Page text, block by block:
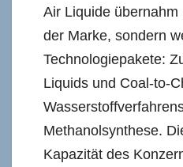
Air Liquide
der Marke, sondern
Technologiepakete:
Liquids und Coal-to-
Methanolsynthese.
Kapazität des